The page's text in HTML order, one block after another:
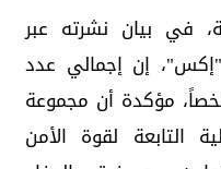
في بيان نشرته عبر
إن إجمالي عدد
في الحادث بلغ 54 شخصاً، مؤكدة أن مجموعة
التابعة لقوة الأمن